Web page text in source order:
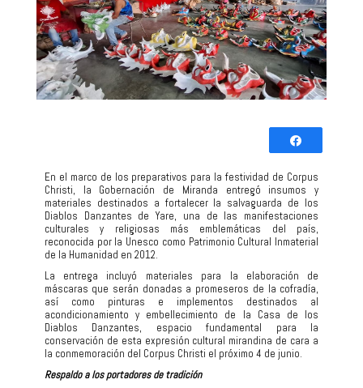
0
COMPARTIR
En el marco de los preparativos para la festividad de Corpus
Christi, la Gobernación de Miranda entregó insumos y
materiales destinados a fortalecer la salvaguarda de los
Diablos Danzantes de Yare, una de las manifestaciones
culturales y religiosas más emblemáticas del país,
reconocida por la Unesco como Patrimonio Cultural Inmaterial
de la Humanidad en 2012.
La entrega incluyó materiales para la elaboración de
máscaras que serán donadas a promeseros de la cofradía,
así como pinturas e implementos destinados al
acondicionamiento y embellecimiento de la Casa de los
Diablos Danzantes, espacio fundamental para la
conservación de esta expresión cultural mirandina de cara a
la conmemoración del Corpus Christi el próximo 4 de junio.
Respaldo a los portadores de tradición